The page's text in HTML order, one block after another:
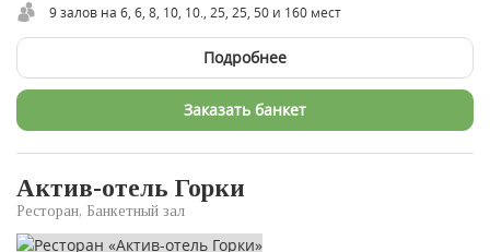
9 залов на 6, 6, 8, 10, 10., 25, 25, 50 и 160 мест
Подробнее
Заказать банкет
Актив-отель Горки
Ресторан, Банкетный зал